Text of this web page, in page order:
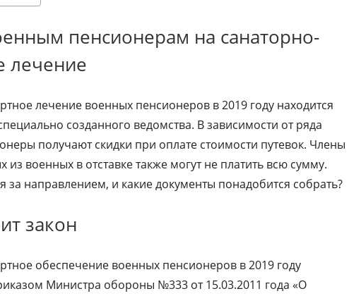
пенсионерам на санаторно-
лечение
лечение военных пенсионеров в 2019 году находится
созданного ведомства. В зависимости от ряда
получают скидки при оплате стоимости путевок. Члены
из военных в отставке также могут не платить всю сумму.
за направлением, и какие документы понадобится собрать?
закон
обеспечение военных пенсионеров в 2019 году
Министра обороны №333 от 15.03.2011 года «О